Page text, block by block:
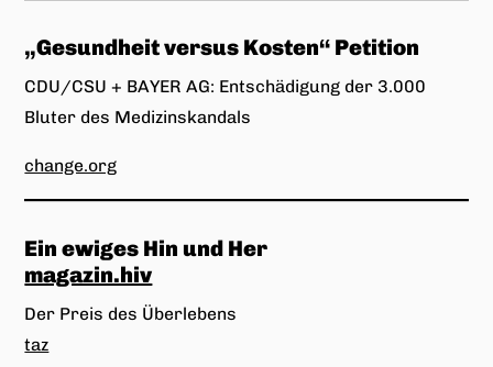
„Gesundheit versus Kosten“ Petition
CDU/CSU + BAYER AG: Entschädigung der 3.000
Bluter des Medizinskandals
change.org
Ein ewiges Hin und Her
magazin.hiv
Der Preis des Überlebens
taz